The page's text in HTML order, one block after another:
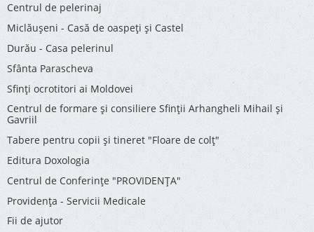
Centrul de pelerinaj
Miclăușeni - Casă de oaspeţi şi Castel
Durău - Casa pelerinul
Sfânta Parascheva
Sfinți ocrotitori ai Moldovei
Centrul de formare și consiliere Sfinții Arhangheli Mihail și
Gavriil
Tabere pentru copii şi tineret "Floare de colţ"
Editura Doxologia
Centrul de Conferinţe "PROVIDENŢA"
Providenţa - Servicii Medicale
Fii de ajutor